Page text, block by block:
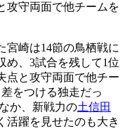
攻守両面で他チームを
宮崎は14節の鳥栖戦に
め、3試合を残して1位
点と攻守両面で他チー
をつける独走だっ
か、新戦力の土信田
活躍を見せたのも大き